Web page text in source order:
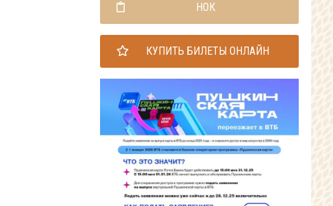
НОК
КУПИТЬ БИЛЕТЫ ОНЛАЙН